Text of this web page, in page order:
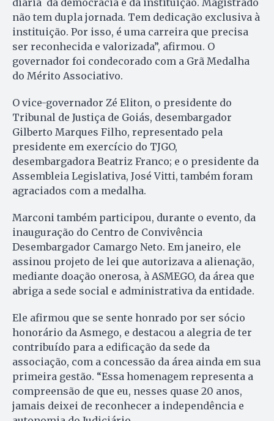
não tem dupla jornada. Tem dedicação exclusiva à
instituição. Por isso, é uma carreira que precisa
ser reconhecida e valorizada”, afirmou. O
governador foi condecorado com a Grã Medalha
do Mérito Associativo.
O vice-governador Zé Eliton, o presidente do
Tribunal de Justiça de Goiás, desembargador
Gilberto Marques Filho, representado pela
presidente em exercício do TJGO,
desembargadora Beatriz Franco; e o presidente da
Assembleia Legislativa, José Vitti, também foram
agraciados com a medalha.
Marconi também participou, durante o evento, da
inauguração do Centro de Convivência
Desembargador Camargo Neto. Em janeiro, ele
assinou projeto de lei que autorizava a alienação,
mediante doação onerosa, à ASMEGO, da área que
abriga a sede social e administrativa da entidade.
Ele afirmou que se sente honrado por ser sócio
honorário da Asmego, e destacou a alegria de ter
contribuído para a edificação da sede da
associação, com a concessão da área ainda em sua
primeira gestão. “Essa homenagem representa a
compreensão de que eu, nesses quase 20 anos,
jamais deixei de reconhecer a independência e